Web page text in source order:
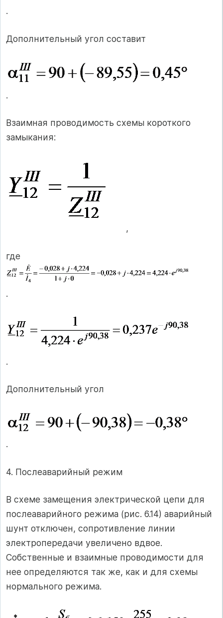
.
Дополнительный угол составит
.
Взаимная проводимость схемы короткого
замыкания:
,
где
.
.
Дополнительный угол
.
4. Послеаварийный режим
В схеме замещения электрической цепи для
послеаварийного режима (рис. 6.14) аварийный
шунт отключен, сопротивление линии
электропередачи увеличено вдвое.
Собственные и взаимные проводимости для
нее определяются так же, как и для схемы
нормального режима.